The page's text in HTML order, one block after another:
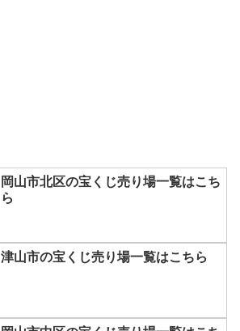
岡山市北区の宝くじ売り場一覧はこち
ら
津山市の宝くじ売り場一覧はこちら